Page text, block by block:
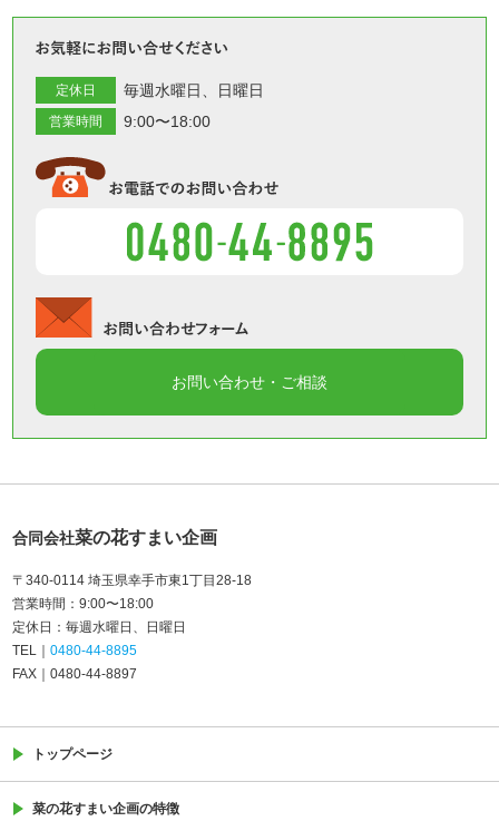
定休日 毎週水曜日 日曜日
営業時間 9:00〜18:00
合同会社菜の花すまい企画
〒340-0114 埼玉県幸手市東1丁目28-18
営業時間
9:00〜18:00
定休日
毎週水曜日
日曜日
TEL
0480-44-8895
FAX
0480-44-8897
トップページ
菜の花すまい企画の特徴